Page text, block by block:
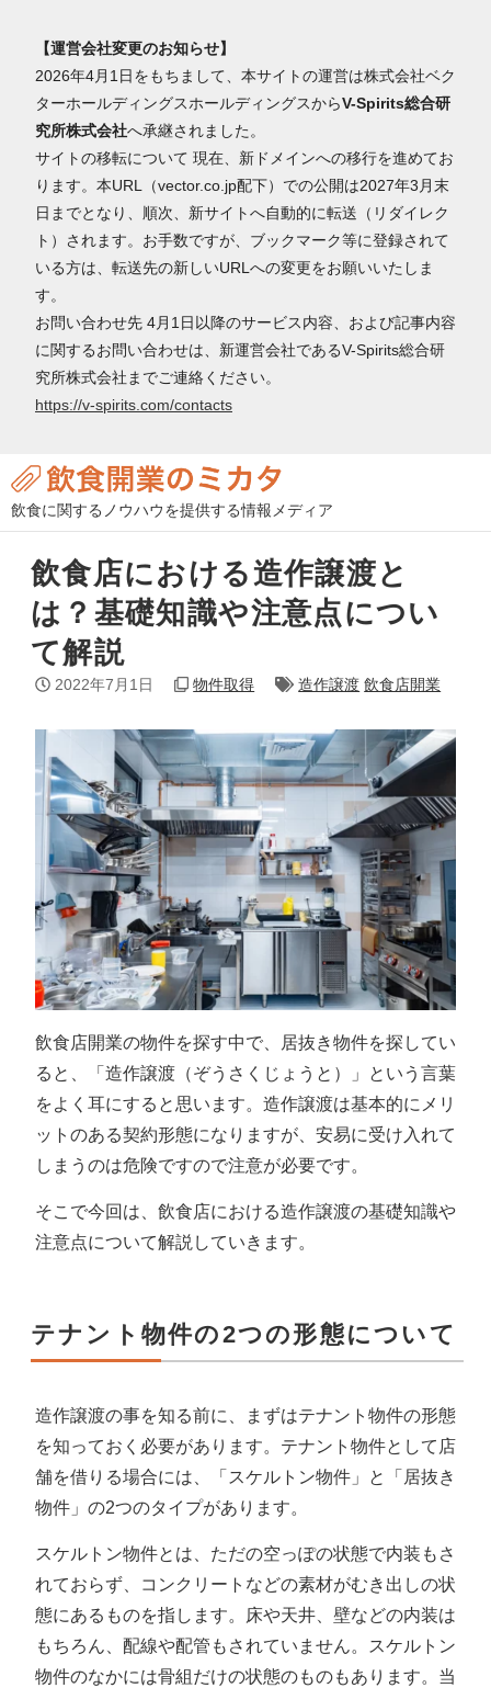
【運営会社変更のお知らせ】
2026年4月1日をもちまして、本サイトの運営は株式会社ベク
ターホールディングスホールディングスからV-Spirits総合研
究所株式会社へ承継されました。
サイトの移転について 現在、新ドメインへの移行を進めてお
ります。本URL（vector.co.jp配下）での公開は2027年3月末
日までとなり、順次、新サイトへ自動的に転送（リダイレク
ト）されます。お手数ですが、ブックマーク等に登録されて
いる方は、転送先の新しいURLへの変更をお願いいたしま
す。
お問い合わせ先 4月1日以降のサービス内容、および記事内容
に関するお問い合わせは、新運営会社であるV-Spirits総合研
究所株式会社までご連絡ください。
https://v-spirits.com/contacts
飲食に関するノウハウを提供する情報メディア
飲食店における造作譲渡と
は？基礎知識や注意点につい
て解説
2022年7月1日 物件取得 造作譲渡 飲食店開業
飲食店開業の物件を探す中で、居抜き物件を探してい
ると、「造作譲渡（ぞうさくじょうと）」という言葉
をよく耳にすると思います。造作譲渡は基本的にメリ
ットのある契約形態になりますが、安易に受け入れて
しまうのは危険ですので注意が必要です。
そこで今回は、飲食店における造作譲渡の基礎知識や
注意点について解説していきます。
テナント物件の2つの形態について
造作譲渡の事を知る前に、まずはテナント物件の形態
を知っておく必要があります。テナント物件として店
舗を借りる場合には、「スケルトン物件」と「居抜き
物件」の2つのタイプがあります。
スケルトン物件とは、ただの空っぽの状態で内装もさ
れておらず、コンクリートなどの素材がむき出しの状
態にあるものを指します。床や天井、壁などの内装は
もちろん、配線や配管もされていません。スケルトン
物件のなかには骨組だけの状態のものもあります。当